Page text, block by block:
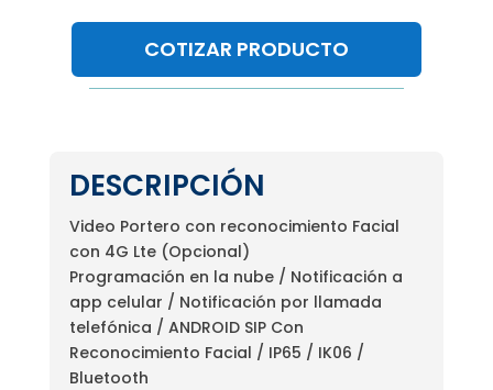
COTIZAR PRODUCTO
DESCRIPCIÓN
Video Portero con reconocimiento Facial
con 4G Lte (Opcional)
Programación en la nube / Notificación a
app celular / Notificación por llamada
telefónica / ANDROID SIP Con
Reconocimiento Facial / IP65 / IK06 /
Bluetooth